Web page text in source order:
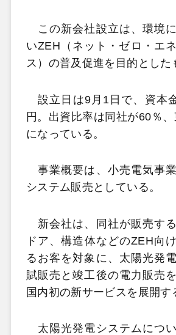
この新会社設立は、環境
いZEH（ネット・ゼロ・エ
ス）の普及促進を目的とした
設立日は9月1日で、資本
円。出資比率は同社が60％
になっている。
事業概要は、小売電気事
システム販売としている。
新会社は、同社が販売す
ドア、構造体などのZEH向
るお客を対象に、太陽光発
賦販売と竣工後の電力販売
国内初の新サービスを展開す
太陽光発電システムにつ